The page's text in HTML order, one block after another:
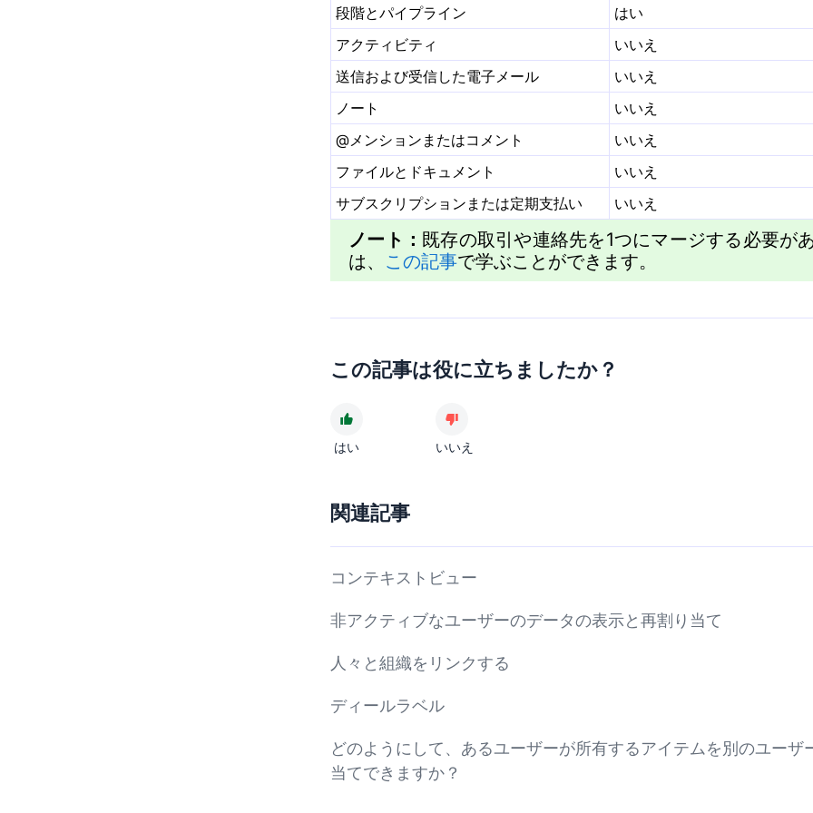
段階とパイプライン
はい
アクティビティ
いいえ
送信および受信した電子メール
いいえ
ノート
いいえ
@メンションまたはコメント
いいえ
ファイルとドキュメント
いいえ
サブスクリプションまたは定期支払い
いいえ
ノート： 既存の取引や連絡先を1つにマージする必要が
は、 この記事で学ぶことができます。
この記事は役に立ちましたか？
はい いいえ
関連記事
コンテキストビュー
非アクティブなユーザーのデータの表示と再割り当て
人々と組織をリンクする
ディールラベル
どのようにして、あるユーザーが所有するアイテムを別のユーザ
当てできますか？